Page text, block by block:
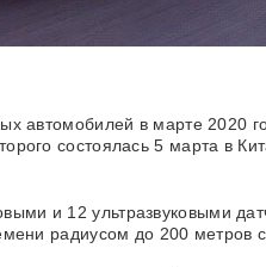
автомобилей в марте 2020
состоялась 5 марта в
и 12 ультразвуковыми
радиусом до 200 метров